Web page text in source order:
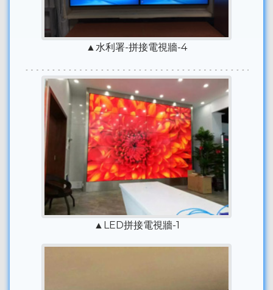
▲水利署-拼接電視牆-4
▲LED拼接電視牆-1